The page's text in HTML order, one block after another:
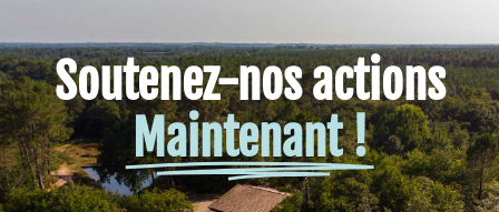
Soutenez-nos actions
Maintenant !